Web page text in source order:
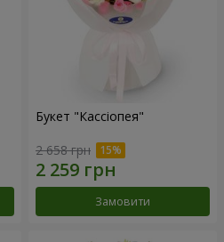
Букет "Кассіопея"
2 658 грн
Замовити